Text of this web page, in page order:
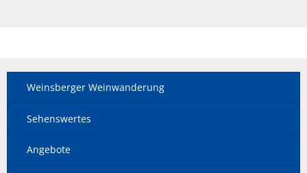
Weinsberger Weinwanderung
Sehenswertes
Angebote